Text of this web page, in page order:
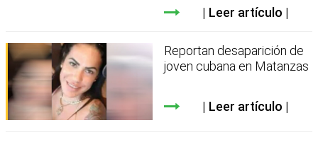
Leer artículo
Reportan desaparición de
joven cubana en Matanzas
Leer artículo